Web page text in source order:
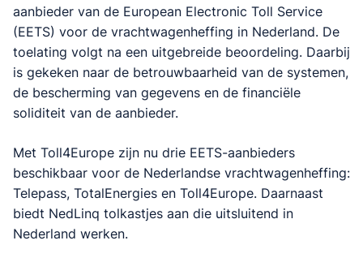
aanbieder van de European Electronic Toll Service
(EETS) voor de vrachtwagenheffing in Nederland. De
toelating volgt na een uitgebreide beoordeling. Daarbij
is gekeken naar de betrouwbaarheid van de systemen,
de bescherming van gegevens en de financiële
soliditeit van de aanbieder.
Met Toll4Europe zijn nu drie EETS-aanbieders
beschikbaar voor de Nederlandse vrachtwagenheffing:
Telepass, TotalEnergies en Toll4Europe. Daarnaast
biedt NedLinq tolkastjes aan die uitsluitend in
Nederland werken.